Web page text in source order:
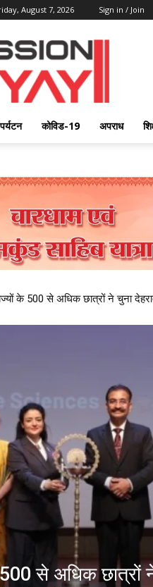
August 7, 2026 Sign in / Join
Mission
Nyay
पर्यटन कोविड-19 अपराध
के 500 से अधिक छात्रों ने चुना
से अधिक छात्रों